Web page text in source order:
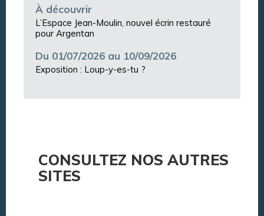
À découvrir
L’Espace Jean-Moulin, nouvel écrin restauré
pour Argentan
Du 01/07/2026 au 10/09/2026
Exposition : Loup-y-es-tu ?
CONSULTEZ NOS AUTRES
SITES